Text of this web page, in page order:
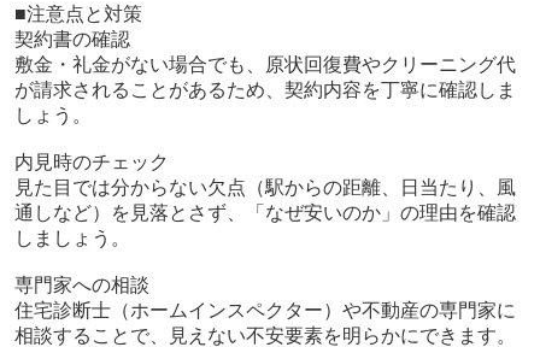
■注意点と対策
契約書の確認
敷金・礼金がない場合でも、原状回復費やクリーニング代
が請求されることがあるため、契約内容を丁寧に確認しま
しょう。
内見時のチェック
見た目では分からない欠点（駅からの距離、日当たり、風
通しなど）を見落とさず、「なぜ安いのか」の理由を確認
しましょう。
専門家への相談
住宅診断士（ホームインスペクター）や不動産の専門家に
相談することで、見えない不安要素を明らかにできます。